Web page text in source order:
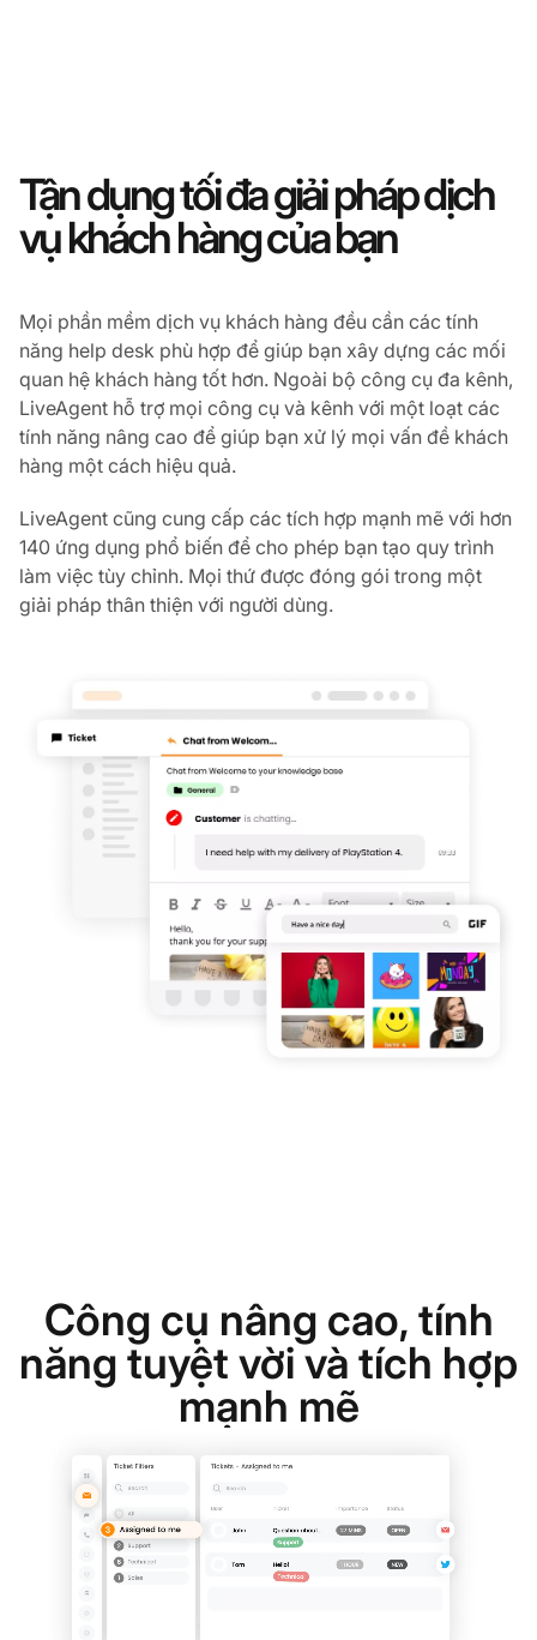
Tận dụng tối đa giải pháp dịch
vụ khách hàng của bạn
Mọi phần mềm dịch vụ khách hàng đều cần các tính
năng help desk phù hợp để giúp bạn xây dựng các mối
quan hệ khách hàng tốt hơn. Ngoài bộ công cụ đa kênh,
LiveAgent hỗ trợ mọi công cụ và kênh với một loạt các
tính năng nâng cao để giúp bạn xử lý mọi vấn đề khách
hàng một cách hiệu quả.
LiveAgent cũng cung cấp các tích hợp mạnh mẽ với hơn
140 ứng dụng phổ biến để cho phép bạn tạo quy trình
làm việc tùy chỉnh. Mọi thứ được đóng gói trong một
giải pháp thân thiện với người dùng.
Công cụ nâng cao, tính
năng tuyệt vời và tích hợp
mạnh mẽ